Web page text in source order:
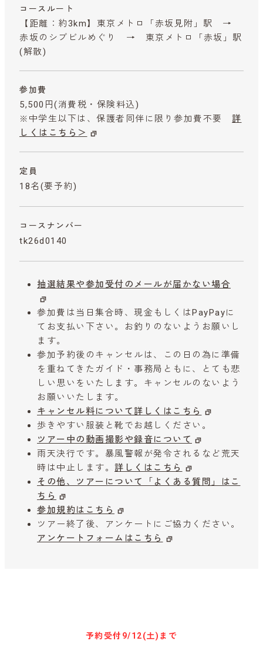
コースルート
【距離：約3km】東京メトロ「赤坂見附」駅 →
赤坂のシブビルめぐり → 東京メトロ「赤坂」駅
(解散)
参加費
5,500円 (消費税・保険料込)
※中学生以下は、保護者同伴に限り参加費不要 詳
しくはこちら＞
定員
18名(要予約)
コースナンバー
tk26d0140
抽選結果や参加受付のメールが届かない場合
参加費は当日集合時、現金もしくはPayPayに
てお支払い下さい。お釣りのないようお願いし
ます。
参加予約後のキャンセルは、この日の為に準備
を重ねてきたガイド・事務局ともに、とても悲
しい思いをいたします。キャンセルのないよう
お願いいたします。
キャンセル料について詳しくはこちら
歩きやすい服装と靴でお越しください。
ツアー中の動画撮影や録音について
雨天決行です。暴風警報が発令されるなど荒天
時は中止します。 詳しくはこちら
その他、ツアーについて「よくある質問」はこ
ちら
参加規約はこちら
ツアー終了後、アンケートにご協力ください。
アンケートフォームはこちら
予約受付 9/12(土)まで